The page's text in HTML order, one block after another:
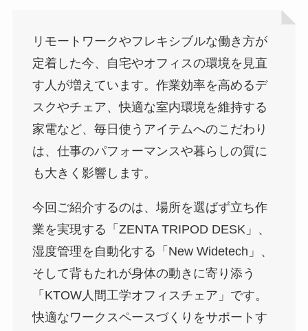
リモートワークやフレキシブルな働き方が
定着した今、自宅やオフィスの環境を見直
す人が増えています。作業効率を高めるデ
スクやチェア、快適な室内環境を維持する
家電など、毎日使うアイテムへのこだわり
は、仕事のパフォーマンスや暮らしの質に
も大きく影響します。
今回ご紹介するのは、場所を選ばず立ち作
業を実現する「ZENTA TRIPOD DESK」、
湿度管理を自動化する「New Widetech」、
そして背もたれが身体の動きに寄り添う
「KTOW人間工学オフィスチェア」です。
快適なワークスペースづくりをサポートす